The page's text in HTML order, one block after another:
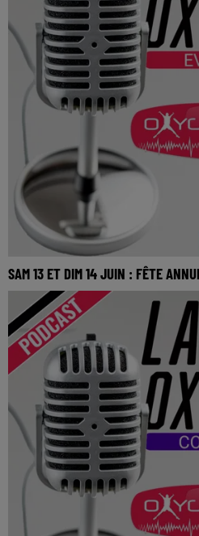
SAM 13 ET DIM 14 JUIN : FÊTE
SAM 13 et DIM 14 Juin : Fête